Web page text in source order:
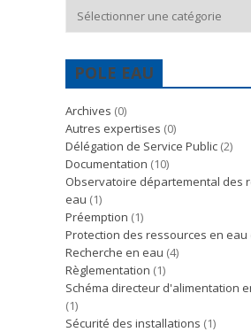
POLE EAU
Archives (0)
Autres expertises (0)
Délégation de Service Public (2)
Documentation (10)
Observatoire départemental des
eau (1)
Préemption (1)
Protection des ressources en eau
Recherche en eau (4)
Règlementation (1)
Schéma directeur d'alimentation
(1)
Sécurité des installations (1)